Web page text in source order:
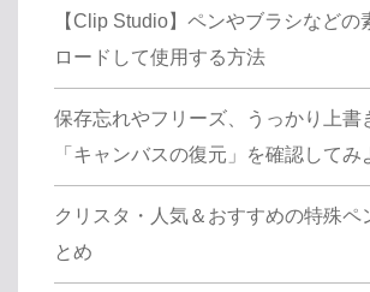
【Clip Studio】ペンやブラシなどの
ロードして使用する方法
保存忘れやフリーズ、うっかり上書
「キャンバスの復元」を確認してみ
クリスタ・人気＆おすすめの特殊ペ
とめ